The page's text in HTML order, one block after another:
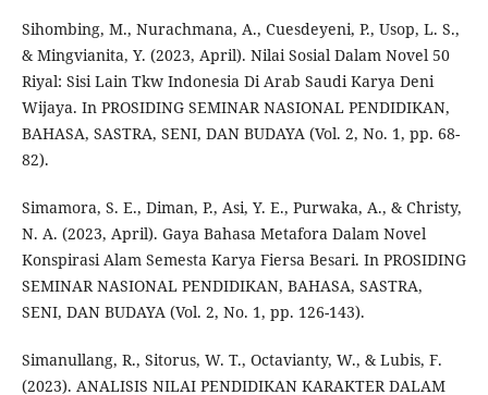
Sihombing, M., Nurachmana, A., Cuesdeyeni, P., Usop, L. S.,
& Mingvianita, Y. (2023, April). Nilai Sosial Dalam Novel 50
Riyal: Sisi Lain Tkw Indonesia Di Arab Saudi Karya Deni
Wijaya. In PROSIDING SEMINAR NASIONAL PENDIDIKAN,
BAHASA, SASTRA, SENI, DAN BUDAYA (Vol. 2, No. 1, pp. 68-
82).
Simamora, S. E., Diman, P., Asi, Y. E., Purwaka, A., & Christy,
N. A. (2023, April). Gaya Bahasa Metafora Dalam Novel
Konspirasi Alam Semesta Karya Fiersa Besari. In PROSIDING
SEMINAR NASIONAL PENDIDIKAN, BAHASA, SASTRA,
SENI, DAN BUDAYA (Vol. 2, No. 1, pp. 126-143).
Simanullang, R., Sitorus, W. T., Octavianty, W., & Lubis, F.
(2023). ANALISIS NILAI PENDIDIKAN KARAKTER DALAM